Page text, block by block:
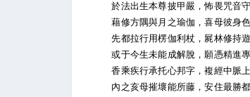
於法出生本尊披甲嚴，怖畏咒音守
藉修方隅與月之瑜伽，喜母彼身色
先都拉行用楞伽利杖，屍林修持遊
或于今生未能成解脫，願憑精進專
香乘疾行承托心邦字，複經中脈上
內之亥母摧壞能所藤，安住最勝都